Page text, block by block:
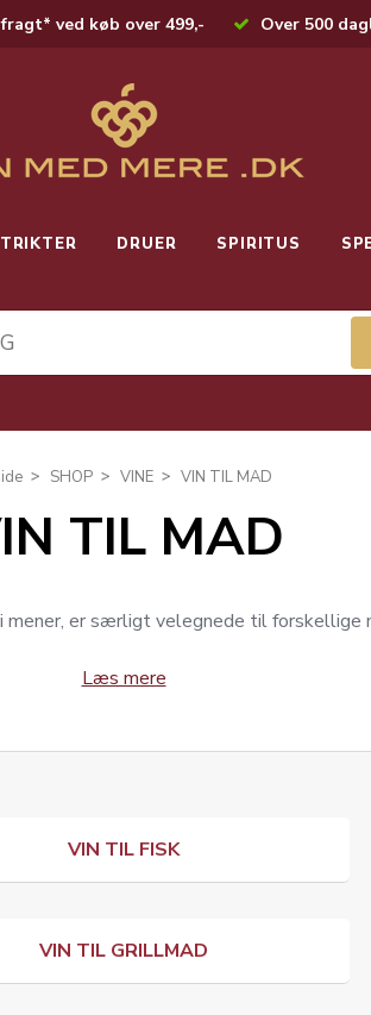
ved køb over 499,- Over 500
DRUER SPIRITUS
SHOP VINE VIN TIL MAD
TIL MAD
mener, er særligt velegnede til forskellige
Læs mere
VIN TIL FISK
VIN TIL GRILLMAD